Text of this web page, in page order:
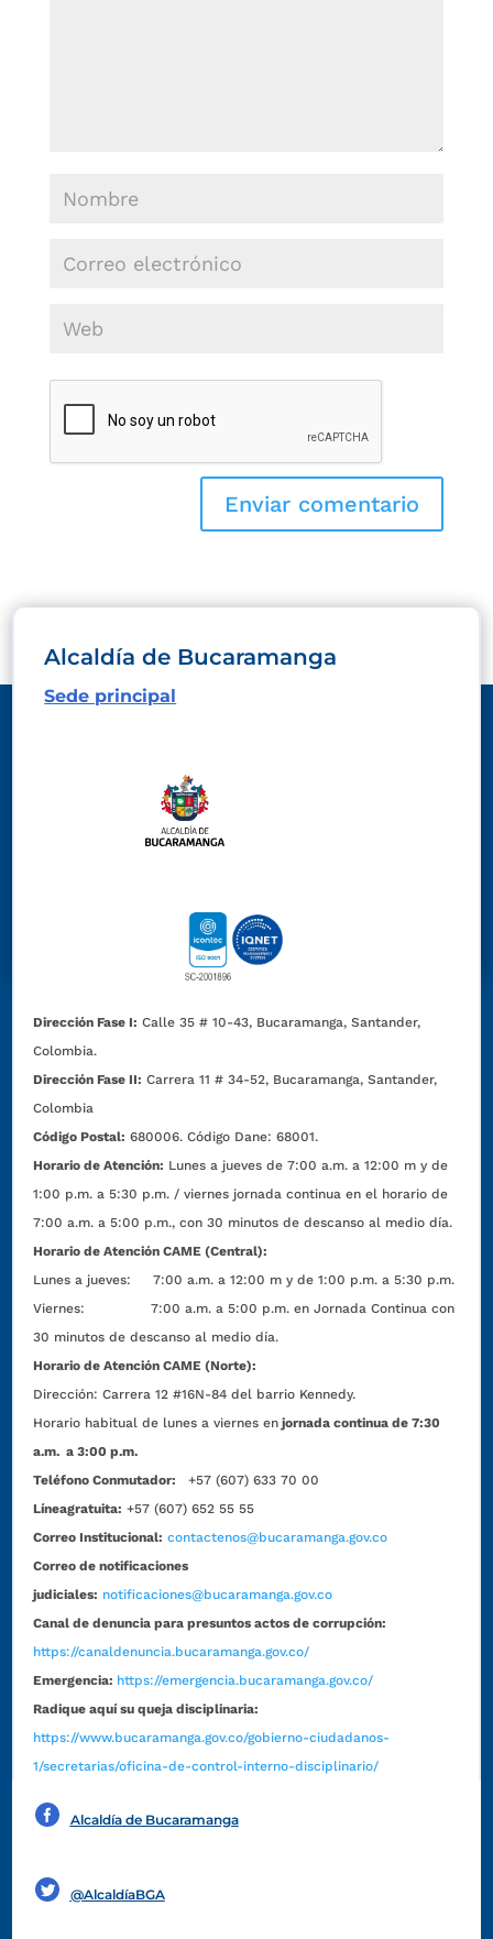
Alcaldía de Bucaramanga
Sede principal
Dirección Fase I: Calle 35 # 10-43, Bucaramanga, Santander,
Colombia.
Dirección Fase II: Carrera 11 # 34-52, Bucaramanga, Santander,
Colombia
Código Postal: 680006. Código Dane: 68001.
Horario de Atención: Lunes a jueves de 7:00 a.m. a 12:00 m y de
1:00 p.m. a 5:30 p.m. / viernes jornada continua en el horario de
7:00 a.m. a 5:00 p.m., con 30 minutos de descanso al medio día.
Horario de Atención CAME (Central):
Lunes a jueves: 7:00 a.m. a 12:00 m y de 1:00 p.m. a 5:30 p.m.
Viernes: 7:00 a.m. a 5:00 p.m. en Jornada Continua con
30 minutos de descanso al medio día.
Horario de Atención CAME (Norte):
Dirección:Carrera 12 #16N-84 del barrio Kennedy.
Horario habitual de lunes a viernes en jornada continua de 7:30
a.m. a 3:00 p.m.
Teléfono Conmutador:
+57 (607) 633 70 00
Líneagratuita: +57 (607) 652 55 55
Correo Institucional: contactenos@bucaramanga.gov.co
Correo de notificaciones
judiciales: notificaciones@bucaramanga.gov.co
Canal de denuncia para presuntos actos de corrupción:
https://canaldenuncia.bucaramanga.gov.co/
Emergencia: https://emergencia.bucaramanga.gov.co/
Radique aquí su queja disciplinaria:
https://www.bucaramanga.gov.co/gobierno-ciudadanos-
1/secretarias/oficina-de-control-interno-disciplinario/
Alcaldía de Bucaramanga
@AlcaldíaBGA